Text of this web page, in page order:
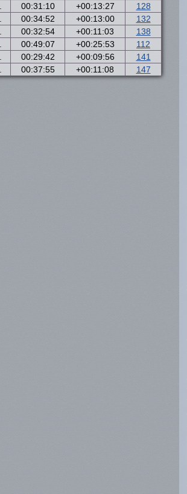
00:31:10 +00:13:27
128
00:34:52 +00:13:00
132
00:32:54 +00:11:03
138
00:49:07 +00:25:53
112
00:29:42 +00:09:56
141
00:37:55 +00:11:08 147